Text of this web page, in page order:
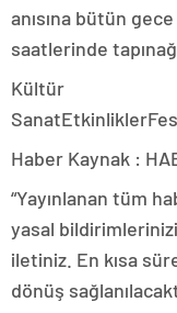
anısına bütün
saatlerinde
Kültür
Haber Kaynak :
“Yayınlanan tüm
yasal
iletiniz. En kısa
dönüş